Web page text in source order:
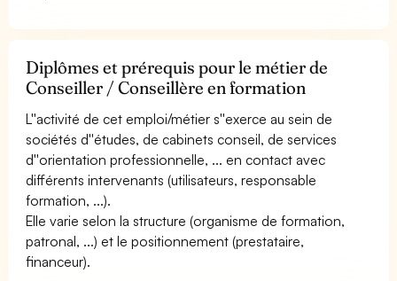
Diplômes et prérequis pour le métier de
Conseiller / Conseillère en formation
L''activité de cet emploi/métier s''exerce au sein de
sociétés d''études, de cabinets conseil, de services
d''orientation professionnelle, ... en contact avec
différents intervenants (utilisateurs, responsable
formation, ...).
Elle varie selon la structure (organisme de formation,
patronal, ...) et le positionnement (prestataire,
financeur).